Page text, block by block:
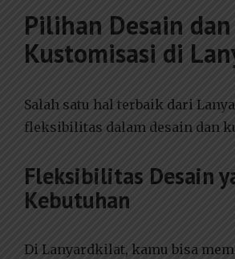
Pilihan Desain dan
Kustomisasi di
Salah satu hal terbaik dari
fleksibilitas dalam desain dan
Fleksibilitas Desain
Kebutuhan
Di Lanyardkilat, kamu bisa